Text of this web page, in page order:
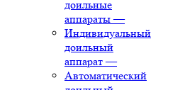
доильные
аппараты —
Индивидуальный
доильный
аппарат —
Автоматический